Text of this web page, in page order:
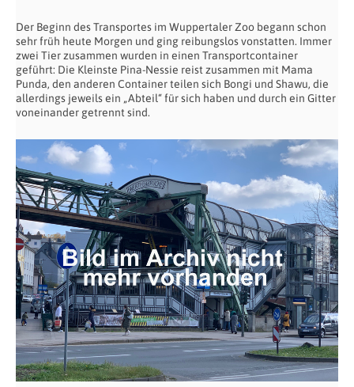
Der Beginn des Transportes im Wuppertaler Zoo begann schon
sehr früh heute Morgen und ging reibungslos vonstatten. Immer
zwei Tier zusammen wurden in einen Transportcontainer
geführt: Die Kleinste Pina-Nessie reist zusammen mit Mama
Punda, den anderen Container teilen sich Bongi und Shawu, die
allerdings jeweils ein „Abteil“ für sich haben und durch ein Gitter
voneinander getrennt sind.